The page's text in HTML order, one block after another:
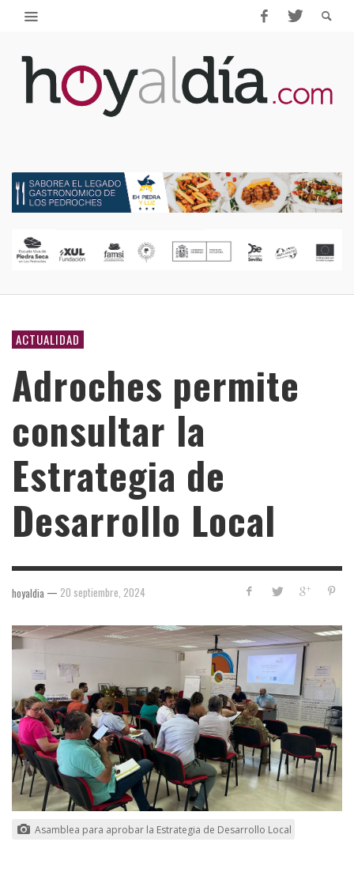
ACTUALIDAD
Adroches permite
consultar la
Estrategia de
Desarrollo Local
hoyaldia — 20 septiembre, 2024
Asamblea para aprobar la Estrategia de Desarrollo Local